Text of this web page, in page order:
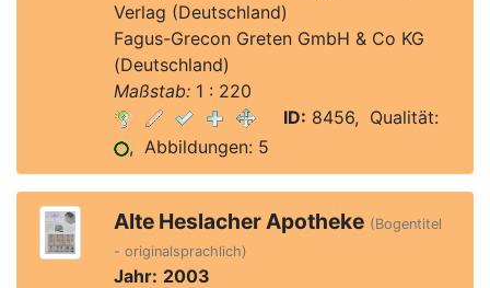
Verlag (Deutschland)
Fagus-Grecon Greten GmbH & Co KG
(Deutschland)
Maßstab:1 : 220
ID: 8456, Qualität:
, Abbildungen: 5
Alte Heslacher Apotheke (Bogentitel
- originalsprachlich)
Jahr: 2003